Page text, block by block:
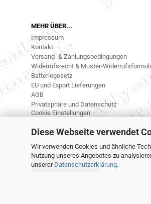
Diese Webseite verwendet
Wir verwenden Cookies und ähnliche
Nutzung unseres Angebotes zu
unserer Datenschutzerklärung.
MEHR ÜBER...
Impressum
Kontakt
Versand- & Zahlungsbedingungen
Widerrufsrecht & Muster-
Batteriegesetz
EU und Export Lieferungen
AGB
Privatsphäre und Datenschutz
Cookie Einstellungen
Vertrag widerrufen